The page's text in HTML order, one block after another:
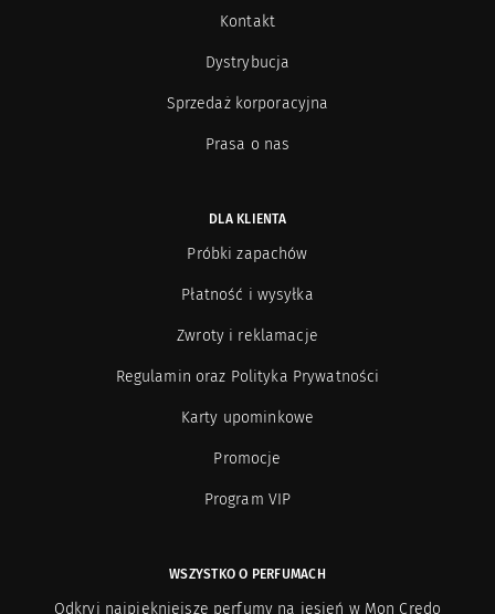
Kontakt
Dystrybucja
Sprzedaż korporacyjna
Prasa o nas
DLA KLIENTA
Próbki zapachów
Płatność i wysyłka
Zwroty i reklamacje
Regulamin oraz Polityka Prywatności
Karty upominkowe
Promocje
Program VIP
WSZYSTKO O PERFUMACH
Odkryj najpiękniejsze perfumy na jesień w Mon Credo